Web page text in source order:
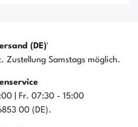
In den Warenkorb
(DE)¹
Zustellung Samstags möglich.
| Fr. 07:30 - 15:00
00 (DE).